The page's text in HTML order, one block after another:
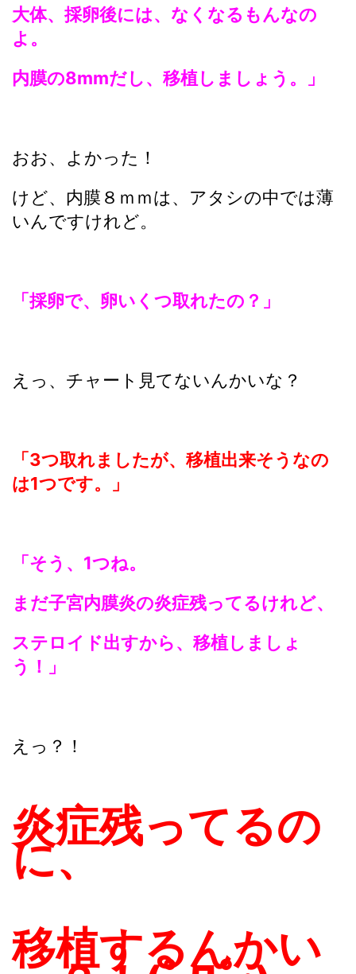
大体、採卵後には、なくなるもんなの
よ。
内膜の8mmだし、移植しましょう。」
おお、よかった！
けど、内膜８ｍｍは、アタシの中では薄
いんですけれど。
「採卵で、卵いくつ取れたの？」
えっ、チャート見てないんかいな？
「3つ取れましたが、移植出来そうなの
は1つです。」
「そう、1つね。
まだ子宮内膜炎の炎症残ってるけれど、
ステロイド出すから、移植しましょ
う！」
えっ？！
炎症残ってるの
に、
移植するんかい